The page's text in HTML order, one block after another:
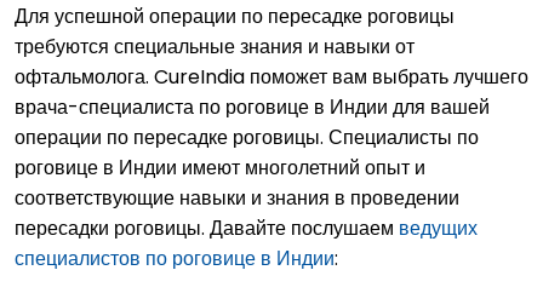
Для успешной операции по пересадке роговицы
требуются специальные знания и навыки от
офтальмолога. CureIndia поможет вам выбрать лучшего
врача-специалиста по роговице в Индии для вашей
операции по пересадке роговицы. Специалисты по
роговице в Индии имеют многолетний опыт и
соответствующие навыки и знания в проведении
пересадки роговицы. Давайте послушаем ведущих
специалистов по роговице в Индии: